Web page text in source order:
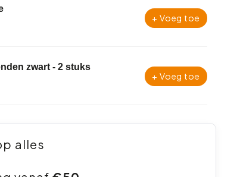
+ Voeg toe
zwart - 2 stuks
+ Voeg toe
alles